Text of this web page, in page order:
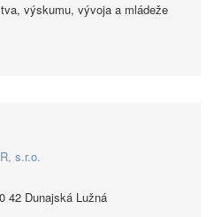
výskumu, vývoja a mládeže
s.r.o.
42 Dunajská Lužná